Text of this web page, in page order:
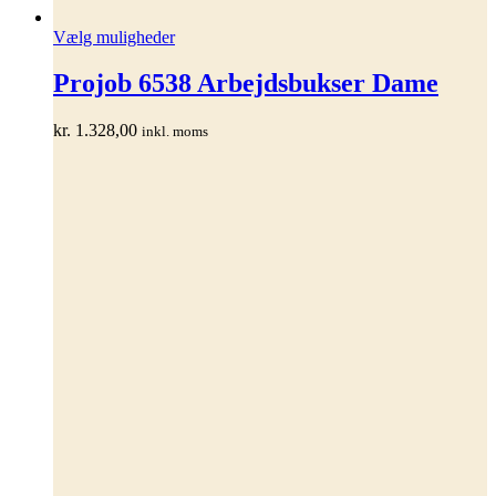
Vælg mulighederDette
har
flere
Mulighederne
Projob 6538 Arbejdsbukser Dame
kr. 1.328,00 inkl. moms